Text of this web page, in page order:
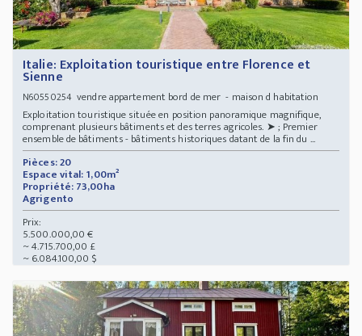
Italie: Exploitation touristique entre Florence et
Sienne
N60550254vendre appartement bord de mer - maison d habitation
Exploitation touristique située en position panoramique magnifique,
comprenant plusieurs bâtiments et des terres agricoles. ➤ ; Premier
ensemble de bâtiments - bâtiments historiques datant de la fin du ...
Pièces: 20
Espace vital: 1,00m²
Propriété: 73,00ha
Agrigento
Prix:
5.500.000,00 €
~ 4.715.700,00 £
~ 6.084.100,00 $